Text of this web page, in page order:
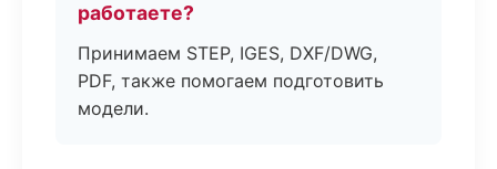
работаете?
Принимаем STEP, IGES, DXF/DWG,
PDF, также помогаем подготовить
модели.